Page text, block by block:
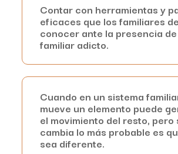
Contar con herramientas y
eficaces que los familiares
conocer ante la presencia
familiar adicto.
Cuando en un sistema
mueve un elemento puede
el movimiento del resto, pero
cambia lo más probable es
sea diferente.